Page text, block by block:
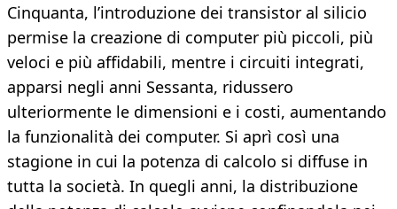
Cinquanta, l’introduzione dei transistor al silicio
permise la creazione di computer più piccoli, più
veloci e più affidabili, mentre i circuiti integrati,
apparsi negli anni Sessanta, ridussero
ulteriormente le dimensioni e i costi, aumentando
la funzionalità dei computer. Si aprì così una
stagione in cui la potenza di calcolo si diffuse in
tutta la società. In quegli anni, la distribuzione